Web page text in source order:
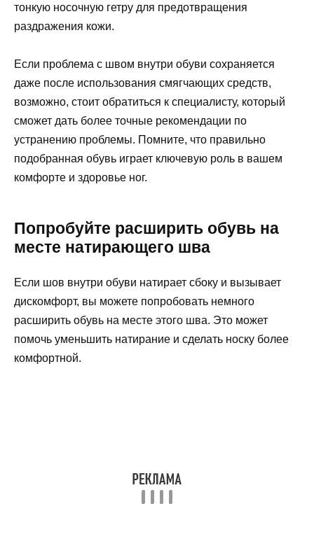
тонкую носочную гетру для предотвращения
раздражения кожи.
Если проблема с швом внутри обуви сохраняется
даже после использования смягчающих средств,
возможно, стоит обратиться к специалисту, который
сможет дать более точные рекомендации по
устранению проблемы. Помните, что правильно
подобранная обувь играет ключевую роль в вашем
комфорте и здоровье ног.
Попробуйте расширить обувь на
месте натирающего шва
Если шов внутри обуви натирает сбоку и вызывает
дискомфорт, вы можете попробовать немного
расширить обувь на месте этого шва. Это может
помочь уменьшить натирание и сделать носку более
комфортной.